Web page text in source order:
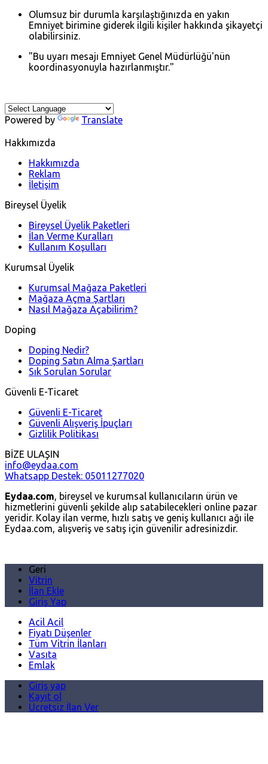
Olumsuz bir durumla karşılaştığınızda en yakın
Emniyet birimine giderek ilgili kişiler hakkında şikayetçi
olabilirsiniz.
"Bu uyarı mesajı Emniyet Genel Müdürlüğü'nün
koordinasyonuyla hazırlanmıştır."
Powered by Translate
Hakkımızda
Hakkımızda
Reklam
İletişim
Bireysel Üyelik
Bireysel Üyelik Paketleri
İlan Verme Kuralları
Kullanım Koşulları
Kurumsal Üyelik
Kurumsal Mağaza Paketleri
Mağaza Açma Şartları
Nasıl Mağaza Açabilirim?
Doping
Doping Nedir?
Doping Satın Alma Şartları
Sık Sorulan Sorular
Güvenli E-Ticaret
Güvenli E-Ticaret
Güvenli Alışveriş İpuçları
Gizlilik Politikası
BİZE ULAŞIN
info@eydaa.com
Whatsapp Destek: 05011277020
Eydaa.com, bireysel ve kurumsal kullanıcıların ürün ve
hizmetlerini güvenli şekilde alıp satabilecekleri online pazar
yeridir. Kolay ilan verme, hızlı satış ve geniş kullanıcı ağı ile
Eydaa.com, alışveriş ve satış için güvenilir adresinizdir.
Geri
Vitrin
İlan Ekle
Giriş Yap
Acil Acil
Fiyatı Düşenler
Tüm Vitrin İlanları
Vasıta
Emlak
Giriş yap
Kayıt ol
Ücretsiz İlan Ver